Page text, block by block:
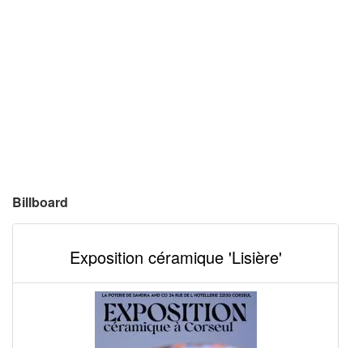
Billboard
Exposition céramique 'Lisière'